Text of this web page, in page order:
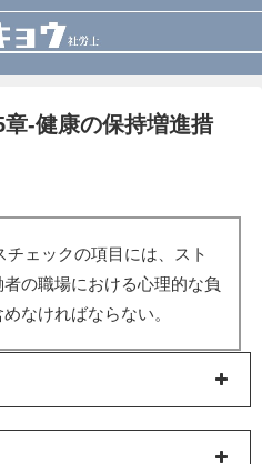
-健康の保持増進措
チェックの項目には、スト
の職場における心理的な負
なければならない。